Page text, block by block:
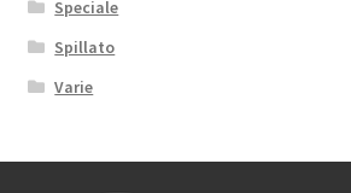
Speciale
Spillato
Varie